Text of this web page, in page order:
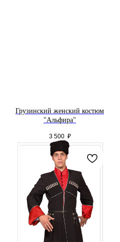
Грузинский женский костюм
"Альфира"
3 500 ₽